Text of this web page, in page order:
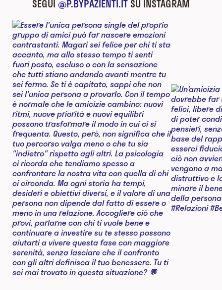
SEGUI @P.BYPAZIENTI.ITSU INSTAGRAM